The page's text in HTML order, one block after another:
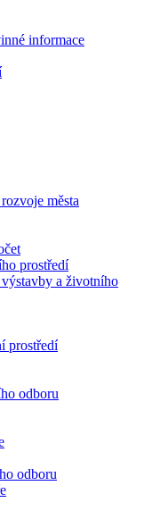
informace
města
prostředí
a životního
prostředí
odboru
odboru